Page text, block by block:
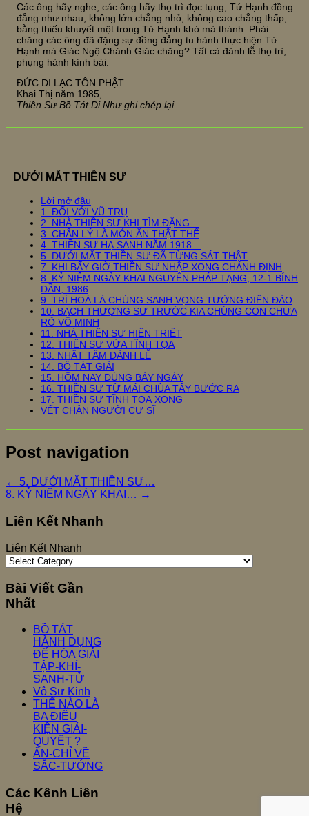
Các ông hãy nghe, các ông hãy thọ trì đọc tụng, Tứ Hạnh đồng
đẳng như nhau, không lớn chẳng nhỏ, không cao chẳng thấp,
bằng thiếu khuyết một trong Tứ Hạnh khó mà thành. Phải
chăng các ông đã đặng sự đồng đẳng tu hành thực hiện Tứ
Hạnh mà Giác Ngộ Chánh Giác chăng? Tất cả đảnh lễ thọ trì,
phụng hành kính bái.
ĐỨC DI LẠC TÔN PHẬT
Khai Thị năm 1985,
Thiền Sư Bồ Tát Di Như ghi chép lại.
DƯỚI MẮT THIỀN SƯ
Lời mở đầu
1. ĐỐI VỚI VŨ TRỤ
2. NHÀ THIỀN SƯ KHI TÌM ĐẶNG…
3. CHÂN LÝ LÀ MÓN ĂN THẬT THỂ
4. THIỀN SƯ HẠ SANH NĂM 1918…
5. DƯỚI MẮT THIỀN SƯ ĐÃ TỪNG SÁT THẬT
7. KHI BẤY GIỜ THIỀN SƯ NHẬP XONG CHÁNH ĐỊNH
8. KỶ NIỆM NGÀY KHAI NGUYÊN PHÁP TẠNG, 12-1 BÍNH
DẦN, 1986
9. TRÍ HOÁ LÀ CHÚNG SANH VỌNG TƯỞNG ĐIÊN ĐẢO
10. BẠCH THƯỢNG SƯ TRƯỚC KIA CHÚNG CON CHƯA
RÕ VÔ MINH
11. NHÀ THIỀN SƯ HIỀN TRIẾT
12. THIỀN SƯ VỪA TĨNH TỌA
13. NHẤT TÂM ĐẢNH LỄ
14. BỒ TÁT GIẢI
15. HÔM NAY ĐÚNG BẢY NGÀY
16. THIỀN SƯ TỪ MÁI CHÙA TÂY BƯỚC RA
17. THIỀN SƯ TĨNH TOẠ XONG
VẾT CHÂN NGƯỜI CƯ SĨ
Post navigation
← 5. DƯỚI MẮT THIỀN SƯ…
8. KỶ NIỆM NGÀY KHAI… →
Liên Kết Nhanh
Liên Kết Nhanh
Bài Viết Gần
Nhất
BỒ TÁT
HÀNH DỤNG
ĐỂ HÓA GIẢI
TẬP-KHÍ-
SANH-TỬ
Vô Sư Kinh
THẾ NÀO LÀ
BA ĐIỀU
KIỆN GIẢI-
QUYẾT ?
ẤN-CHỈ VỀ
SẮC-TƯỚNG
Các Kênh Liên
Hệ